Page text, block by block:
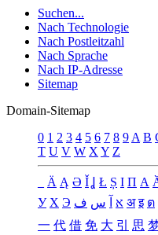
Suchen...
Nach Technologie
Nach Postleitzahl
Nach Sprache
Nach IP-Adresse
Sitemap
Domain-Sitemap
0 1 2 3 4 5 6 7 8 9 A B
T U V W X Y Z
Ä Ą Ə Ǐ Ʝ Ł Ș Ι Π А
У Х Э א س ف अ इ ต
一 代 借 免 大 引 思